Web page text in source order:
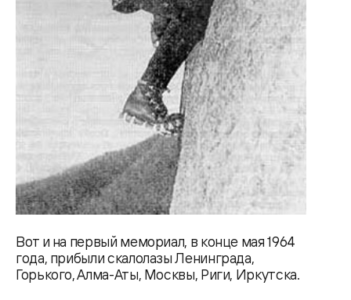
Вот и на первый мемориал, в конце мая 1964
года, прибыли скалолазы Ленинграда,
Горького, Алма-Аты, Москвы, Риги, Иркутска.